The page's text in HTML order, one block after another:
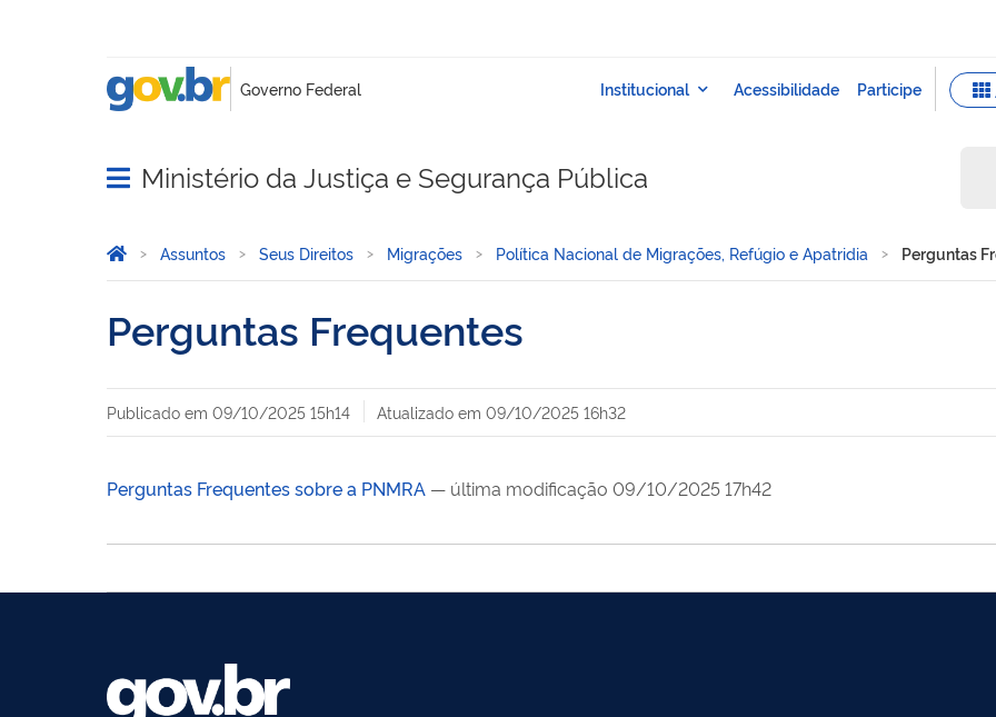
Abrir menu principal de navegação
Ministério da Justiça e Segurança Pública
Você está aqui:
Página Inicial
Assuntos Seus Direitos Migrações Política Nacional de Migrações, Refúgio e Apatridia Perguntas
Perguntas Frequentes
Publicado em 09/10/2025 15h14 Atualizado em 09/10/2025 16h32
Perguntas Frequentes sobre a PNMRA — última modificação 09/10/2025 17h42